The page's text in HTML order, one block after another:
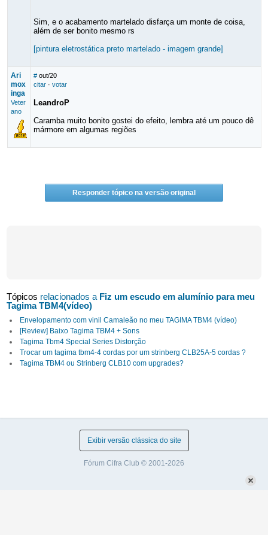
Sim, e o acabamento martelado disfarça um monte de coisa,
além de ser bonito mesmo rs
[pintura eletrostática preto martelado - imagem grande]
Ari
mox
inga
Veter
ano
# out/20
citar· votar
LeandroP
Caramba muito bonito gostei do efeito, lembra até um pouco dê
mármore em algumas regiões
Responder tópico na versão original
Tópicos relacionados a Fiz um escudo em alumínio para meu
Tagima TBM4(vídeo)
Envelopamento com vinil Camaleão no meu TAGIMA TBM4 (vídeo)
[Review] Baixo Tagima TBM4 + Sons
Tagima Tbm4 Special Series Distorção
Trocar um tagima tbm4-4 cordas por um strinberg CLB25A-5 cordas ?
Tagima TBM4 ou Strinberg CLB10 com upgrades?
Exibir versão clássica do site
Fórum Cifra Club © 2001-2026